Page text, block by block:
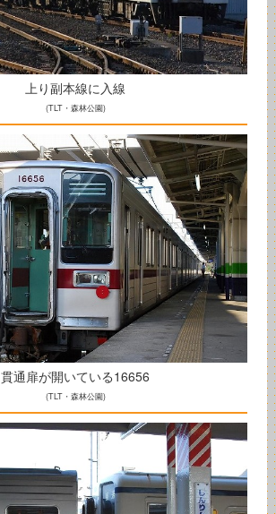
上り副本線に入線
(TLT・森林公園)
貫通扉が開いている16656
(TLT・森林公園)